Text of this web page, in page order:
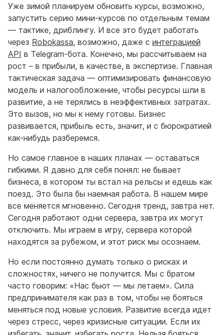
Уже зимой планируем обновить курсы, возможно,
запустить серию мини-курсов по отдельным темам
— тактике, дриблингу. И все это будет работать
через Robokassa, возможно, даже с интеграцией
API в Telegram-бота. Конечно, мы рассчитываем на
рост – в прибыли, в качестве, в экспертизе. Главная
тактическая задача — оптимизировать финансовую
модель и налогообложение, чтобы ресурсы шли в
развитие, а не терялись в неэффективных затратах.
Это вызов, но мы к нему готовы. Бизнес
развивается, прибыль есть, значит, и с бюрократией
как-нибудь разберемся.
Но самое главное в наших планах — оставаться
гибкими. Я давно для себя понял: не бывает
бизнеса, в котором ты встал на рельсы и едешь как
поезд. Это была бы наемная работа. В нашем мире
все меняется мгновенно. Сегодня тренд, завтра нет.
Сегодня работают одни сервера, завтра их могут
отключить. Мы играем в игру, сервера которой
находятся за рубежом, и этот риск мы осознаем.
Но если постоянно думать только о рисках и
сложностях, ничего не получится. Мы с братом
часто говорим: «Нас бьют — мы летаем». Сила
предпринимателя как раз в том, чтобы не бояться
меняться под новые условия. Развитие всегда идет
через стресс, через кризисные ситуации. Если их